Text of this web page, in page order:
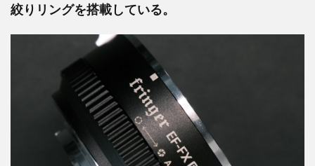
絞りリングを搭載している。